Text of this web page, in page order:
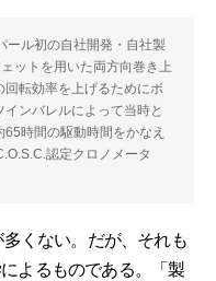
ール初の自社開発・自社製
ットを用いた両方向巻き上
転効率を上げるためにボ
ンバレルによって当時と
時間の駆動時間をかなえ
認定クロノメータ
くない。だが、それも
よるものである。「製